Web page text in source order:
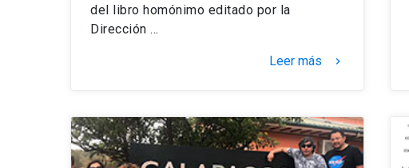
del libro homónimo editado por la
Dirección …
Leer más keyboard_arrow_right